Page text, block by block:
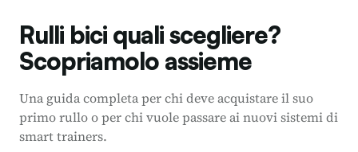
Rulli bici quali scegliere?
Scopriamolo assieme
Una guida completa per chi deve acquistare il suo
primo rullo o per chi vuole passare ai nuovi sistemi di
smart trainers.